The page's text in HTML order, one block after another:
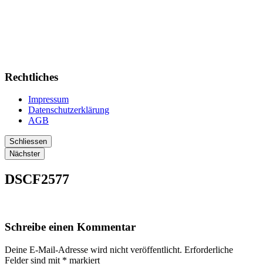
Rechtliches
Impressum
Datenschutzerklärung
AGB
Schliessen
Nächster
DSCF2577
Schreibe einen Kommentar
Deine E-Mail-Adresse wird nicht veröffentlicht. Erforderliche
Felder sind mit * markiert